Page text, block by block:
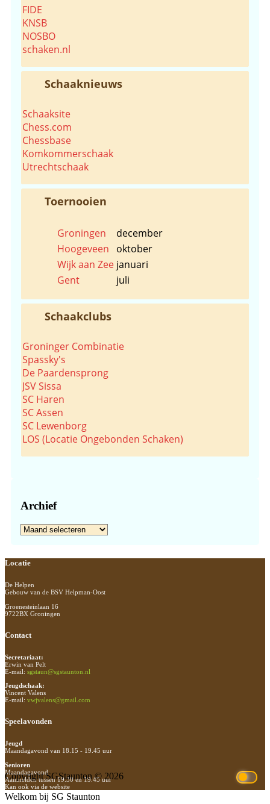
FIDE
KNSB
NOSBO
schaken.nl
Schaaknieuws
Schaaksite
Chess.com
Chessbase
Komkommerschaak
Utrechtschaak
Toernooien
Groningen
december
Hoogeveen
oktober
Wijk aan Zee januari
Gent
juli
Schaakclubs
Groninger Combinatie
Spassky's
De Paardensprong
JSV Sissa
SC Haren
SC Assen
SC Lewenborg
LOS (Locatie Ongebonden Schaken)
Archief
Archief
Footer
Locatie
De Helpen
Gebouw van de BSV Helpman-Oost
Groenesteinlaan 16
9722BX Groningen
Contact
Secretariaat:
Erwin van Pelt
E-mail: sgstaun@sgstaunton.nl
Jeugdschaak:
Vincent Valens
E-mail: vwjvalens@gmail.com
Speelavonden
Jeugd
Maandagavond van 18.15 - 19.45 uur
Senioren
Maandagavond
Aanmelden tussen 19.30 en 19.45 uur
Kan ook via de website
Copyright SGStaunton © 2026
Welkom bij SG Staunton